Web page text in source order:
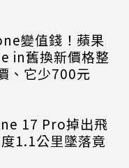
變值錢！蘋果
in舊換新價格整
、它少700元
17 Pro掉出飛
1.1公里墜落竟